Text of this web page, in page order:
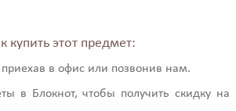
купить этот предмет:
в офис или позвонив нам.
в Блокнот, чтобы получить скидку на